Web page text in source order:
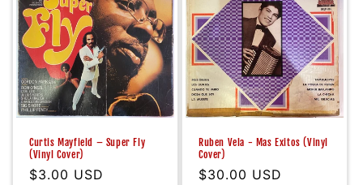
Curtis Mayfield ‎– Super Fly
(Vinyl Cover)
Precio
$3.00 USD
Ruben Vela - Mas Exitos (Vinyl
Cover)
Precio
$30.00 USD